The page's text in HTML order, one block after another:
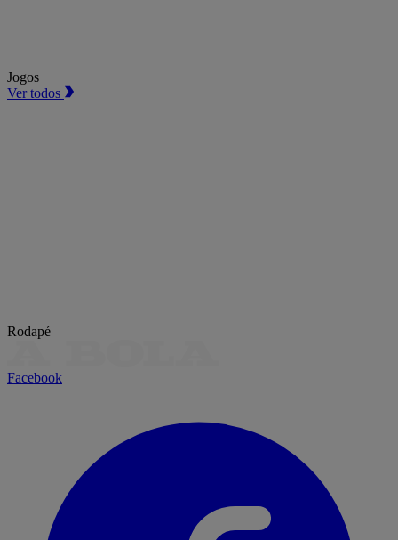
Jogos
Ver todos
Rodapé
Facebook